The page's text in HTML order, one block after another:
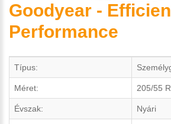
Goodyear -
Performance
Típus:
Méret: 205/55
Évszak: Nyári